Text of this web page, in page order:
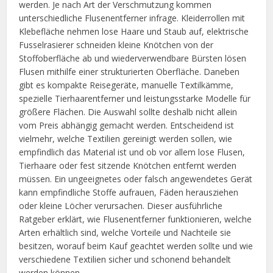
werden. Je nach Art der Verschmutzung kommen
unterschiedliche Flusenentferner infrage. Kleiderrollen mit
Klebefläche nehmen lose Haare und Staub auf, elektrische
Fusselrasierer schneiden kleine Knötchen von der
Stoffoberfläche ab und wiederverwendbare Bürsten lösen
Flusen mithilfe einer strukturierten Oberfläche. Daneben
gibt es kompakte Reisegeräte, manuelle Textilkämme,
spezielle Tierhaarentferner und leistungsstarke Modelle für
größere Flächen. Die Auswahl sollte deshalb nicht allein
vom Preis abhängig gemacht werden. Entscheidend ist
vielmehr, welche Textilien gereinigt werden sollen, wie
empfindlich das Material ist und ob vor allem lose Flusen,
Tierhaare oder fest sitzende Knötchen entfernt werden
müssen. Ein ungeeignetes oder falsch angewendetes Gerät
kann empfindliche Stoffe aufrauen, Fäden herausziehen
oder kleine Löcher verursachen. Dieser ausführliche
Ratgeber erklärt, wie Flusenentferner funktionieren, welche
Arten erhältlich sind, welche Vorteile und Nachteile sie
besitzen, worauf beim Kauf geachtet werden sollte und wie
verschiedene Textilien sicher und schonend behandelt